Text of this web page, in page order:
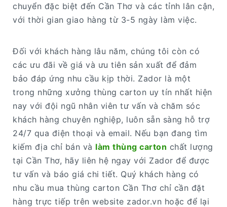
chuyển đặc biệt đến Cần Thơ và các tỉnh lân cận,
với thời gian giao hàng từ 3-5 ngày làm việc.
Đối với khách hàng lâu năm, chúng tôi còn có
các ưu đãi về giá và ưu tiên sản xuất để đảm
bảo đáp ứng nhu cầu kịp thời. Zador là một
trong những xưởng thùng carton uy tín nhất hiện
nay với đội ngũ nhân viên tư vấn và chăm sóc
khách hàng chuyên nghiệp, luôn sẵn sàng hỗ trợ
24/7 qua điện thoại và email. Nếu bạn đang tìm
kiếm địa chỉ bán và làm thùng carton chất lượng
tại Cần Thơ, hãy liên hệ ngay với Zador để được
tư vấn và báo giá chi tiết. Quý khách hàng có
nhu cầu mua thùng carton Cần Thơ chỉ cần đặt
hàng trực tiếp trên website zador.vn hoặc để lại